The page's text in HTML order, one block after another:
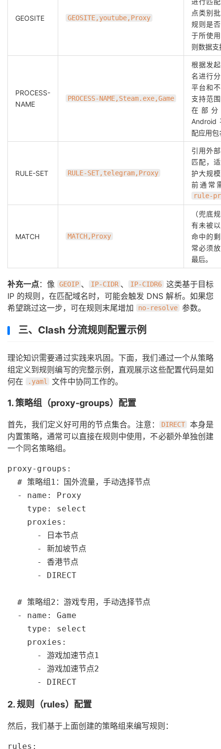
GEOSITE GEOSITE,youtube,Proxy
点类别
规则是
于所使
则数据
PROCESS-
NAME
PROCESS-NAME,Steam.exe,Game
根据发
名进行
平台和
支持范
在部
Android
配应用包
RULE-SET RULE-SET,telegram,Proxy
引用外
匹配，
护大规
前通常
rule-
MATCH MATCH,Proxy
（兜底
有未被
命中的
常必须
最后。
补充一点：像 GEOIP 、 IP-CIDR 、 IP-CIDR6 这类基于目标
IP 的规则，在匹配域名时，可能会触发 DNS 解析。如果您
希望跳过这一步，可在规则末尾增加
no-resolve 参数。
三、Clash 分流规则配置示例
理论知识需要通过实践来巩固。下面，我们通过一个从策略
组定义到规则编写的完整示例，直观展示这些配置代码是如
何在
.yaml 文件中协同工作的。
1. 策略组（proxy-groups）配置
首先，我们定义好可用的节点集合。注意： DIRECT
本身是
内置策略，通常可以直接在规则中使用，不必额外单独创建
一个同名策略组。
proxy-groups:
  # 策略组1：国外流量，手动选择节点
  - name: Proxy
    type: select
    proxies:
      - 日本节点
      - 新加坡节点
      - 香港节点
      - DIRECT
  # 策略组2：游戏专用，手动选择节点
  - name: Game
    type: select
    proxies:
      - 游戏加速节点1
      - 游戏加速节点2
      - DIRECT
2. 规则（rules）配置
然后，我们基于上面创建的策略组来编写规则：
rules: